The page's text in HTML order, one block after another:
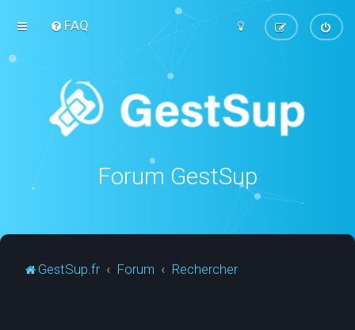
FAQ
Forum GestSup
GestSup.fr Forum Rechercher